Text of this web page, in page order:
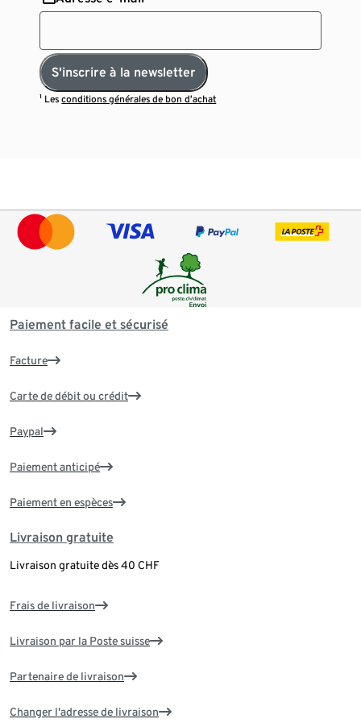
S'inscrire à la newsletter
¹ Lesconditions générales de bon d’achat
Paiement facile et sécurisé
Facture
Carte de débit ou crédit
Paypal
Paiement anticipé
Paiement en espèces
Livraison gratuite
Livraison gratuite dès 40 CHF
Frais de livraison
Livraison par la Poste suisse
Partenaire de livraison
Changer l'adresse de livraison